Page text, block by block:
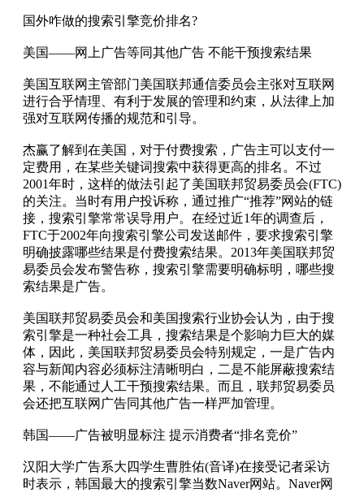
国外咋做的搜索引擎竞价排名?
美国——网上广告等同其他广告 不能干预搜索结果
美国互联网主管部门美国联邦通信委员会主张对互联网
进行合乎情理、有利于发展的管理和约束，从法律上加
强对互联网传播的规范和引导。
杰赢了解到在美国，对于付费搜索，广告主可以支付一
定费用，在某些关键词搜索中获得更高的排名。不过
2001年时，这样的做法引起了美国联邦贸易委员会(FTC)
的关注。当时有用户投诉称，通过推广“推荐”网站的链
接，搜索引擎常常误导用户。在经过近1年的调查后，
FTC于2002年向搜索引擎公司发送邮件，要求搜索引擎
明确披露哪些结果是付费搜索结果。2013年美国联邦贸
易委员会发布警告称，搜索引擎需要明确标明，哪些搜
索结果是广告。
美国联邦贸易委员会和美国搜索行业协会认为，由于搜
索引擎是一种社会工具，搜索结果是个影响力巨大的媒
体，因此，美国联邦贸易委员会特别规定，一是广告内
容与新闻内容必须标注清晰明白，二是不能屏蔽搜索结
果，不能通过人工干预搜索结果。而且，联邦贸易委员
会还把互联网广告同其他广告一样严加管理。
韩国——广告被明显标注 提示消费者“排名竞价”
汉阳大学广告系大四学生曹胜佑(音译)在接受记者采访
时表示，韩国最大的搜索引擎当数Naver网站。Naver网